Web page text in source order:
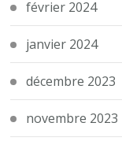
février 2024
janvier 2024
décembre 2023
novembre 2023